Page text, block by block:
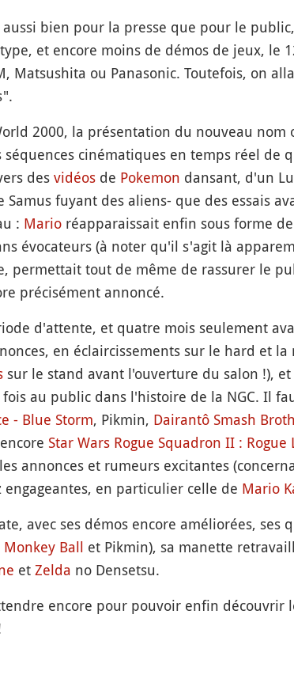
bien pour la presse que pour le
et encore moins de démos de jeux, le
Matsushita ou Panasonic. Toutefois, on
2000, la présentation du nouveau
cinématiques en temps réel de
des vidéosde Pokemon dansant, d'un
fuyant des aliens- que des essais
: Marioréapparaissait enfin sous forme
évocateurs (à noter qu'il s'agit là
permettait tout de même de rassurer le
précisément annoncé.
d'attente, et quatre mois seulement
en éclaircissements sur le hard et
sur le stand avant l'ouverture du salon !),
au public dans l'histoire de la NGC. Il
- Blue Storm, Pikmin, Dairantô Smash
Star Wars Rogue Squadron II : Rogue
annonces et rumeurs excitantes
en particulier celle de Mario
avec ses démos encore améliorées, ses
Monkey Ball et Pikmin), sa manette
et Zelda no Densetsu.
encore pour pouvoir enfin découvrir